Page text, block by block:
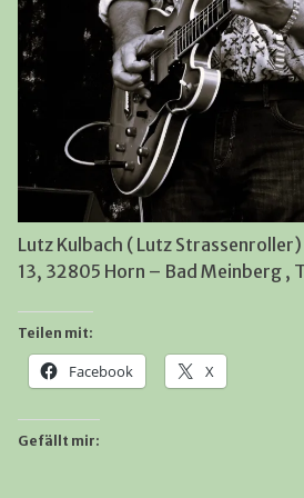
Lutz Kulbach ( Lutz
13, 32805 Horn – Bad Meinberg ,
Teilen mit:
Facebook X
Gefällt mir: